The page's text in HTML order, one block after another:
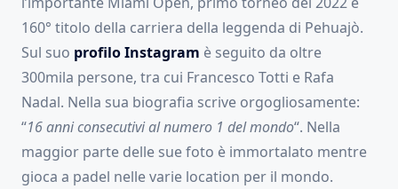
160° titolo della carriera della leggenda di Pehuajò.
Sul suo profilo Instagram è seguito da oltre
300mila persone, tra cui Francesco Totti e Rafa
Nadal. Nella sua biografia scrive orgogliosamente:
“16 anni consecutivi al numero 1 del mondo“. Nella
maggior parte delle sue foto è immortalato mentre
gioca a padel nelle varie location per il mondo.